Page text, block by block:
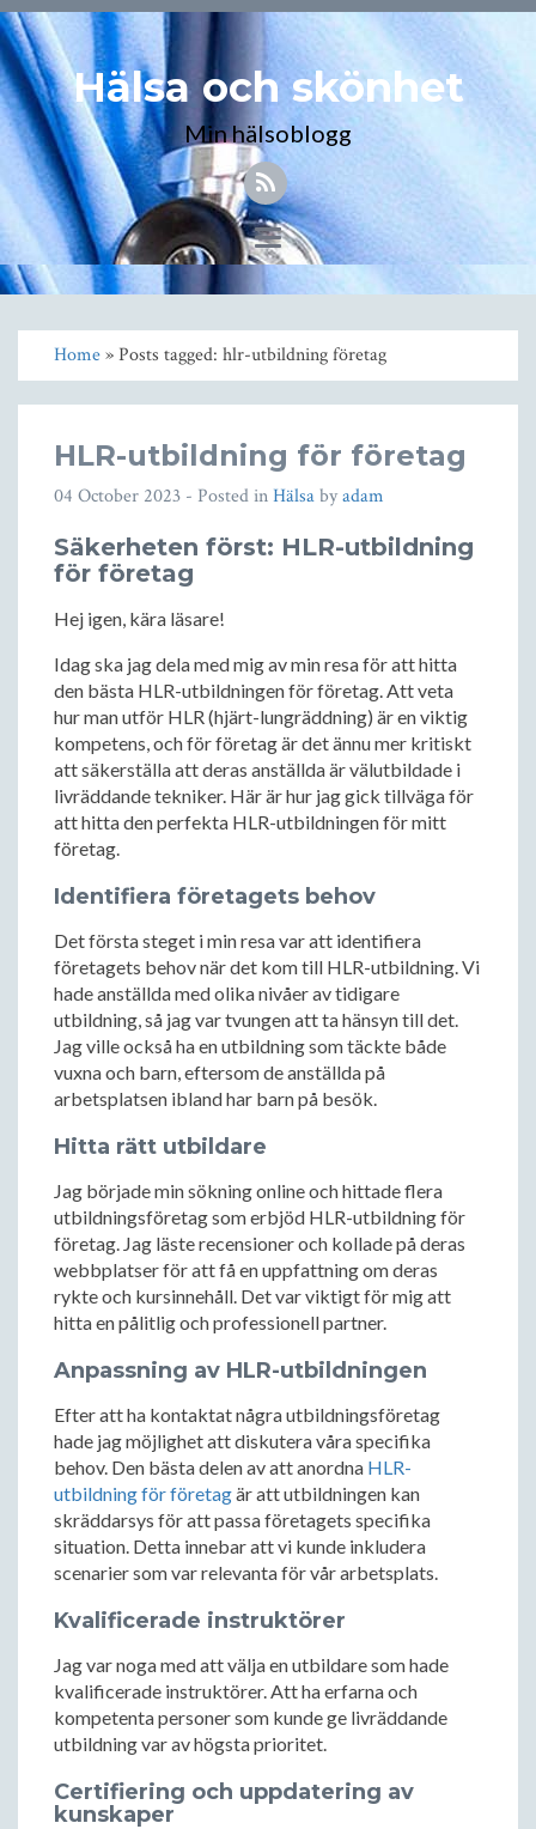
Hälsa och skönhet
Min hälsoblogg
Toggle
navigation
Home» Posts tagged: hlr-utbildning företag
HLR-utbildning för företag
04 October 2023 - Posted inHälsabyadam
Säkerheten först: HLR-utbildning
för företag
Hej igen, kära läsare!
Idag ska jag dela med mig av min resa för att hitta
den bästa HLR-utbildningen för företag. Att veta
hur man utför HLR (hjärt-lungräddning) är en viktig
kompetens, och för företag är det ännu mer kritiskt
att säkerställa att deras anställda är välutbildade i
livräddande tekniker. Här är hur jag gick tillväga för
att hitta den perfekta HLR-utbildningen för mitt
företag.
Identifiera företagets behov
Det första steget i min resa var att identifiera
företagets behov när det kom till HLR-utbildning. Vi
hade anställda med olika nivåer av tidigare
utbildning, så jag var tvungen att ta hänsyn till det.
Jag ville också ha en utbildning som täckte både
vuxna och barn, eftersom de anställda på
arbetsplatsen ibland har barn på besök.
Hitta rätt utbildare
Jag började min sökning online och hittade flera
utbildningsföretag som erbjöd HLR-utbildning för
företag. Jag läste recensioner och kollade på deras
webbplatser för att få en uppfattning om deras
rykte och kursinnehåll. Det var viktigt för mig att
hitta en pålitlig och professionell partner.
Anpassning av HLR-utbildningen
Efter att ha kontaktat några utbildningsföretag
hade jag möjlighet att diskutera våra specifika
behov. Den bästa delen av att anordna HLR-
utbildning för företagär att utbildningen kan
skräddarsys för att passa företagets specifika
situation. Detta innebar att vi kunde inkludera
scenarier som var relevanta för vår arbetsplats.
Kvalificerade instruktörer
Jag var noga med att välja en utbildare som hade
kvalificerade instruktörer. Att ha erfarna och
kompetenta personer som kunde ge livräddande
utbildning var av högsta prioritet.
Certifiering och uppdatering av
kunskaper